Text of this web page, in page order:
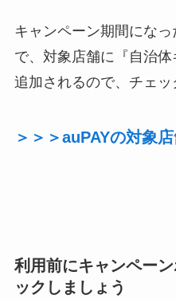
キャンペーン期間にな
で、対象店舗に『自治
追加されるので、チェ
＞＞＞auPAYの対象
利用前にキャンペー
ックしましょう